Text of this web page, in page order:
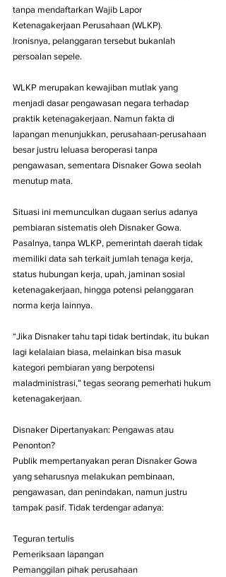
tanpa mendaftarkan Wajib Lapor
Ketenagakerjaan Perusahaan (WLKP).
Ironisnya, pelanggaran tersebut bukanlah
persoalan sepele.
WLKP merupakan kewajiban mutlak yang
menjadi dasar pengawasan negara terhadap
praktik ketenagakerjaan. Namun fakta di
lapangan menunjukkan, perusahaan-perusahaan
besar justru leluasa beroperasi tanpa
pengawasan, sementara Disnaker Gowa seolah
menutup mata.
Situasi ini memunculkan dugaan serius adanya
pembiaran sistematis oleh Disnaker Gowa.
Pasalnya, tanpa WLKP, pemerintah daerah tidak
memiliki data sah terkait jumlah tenaga kerja,
status hubungan kerja, upah, jaminan sosial
ketenagakerjaan, hingga potensi pelanggaran
norma kerja lainnya.
“Jika Disnaker tahu tapi tidak bertindak, itu bukan
lagi kelalaian biasa, melainkan bisa masuk
kategori pembiaran yang berpotensi
maladministrasi,” tegas seorang pemerhati hukum
ketenagakerjaan.
Disnaker Dipertanyakan: Pengawas atau
Penonton?
Publik mempertanyakan peran Disnaker Gowa
yang seharusnya melakukan pembinaan,
pengawasan, dan penindakan, namun justru
tampak pasif. Tidak terdengar adanya:
Teguran tertulis
Pemeriksaan lapangan
Pemanggilan pihak perusahaan